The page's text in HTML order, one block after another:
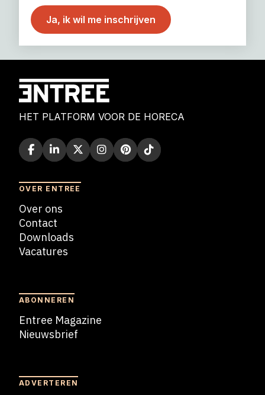
HET PLATFORM VOOR DE HORECA
OVER ENTREE
Over ons
Contact
Downloads
Vacatures
ABONNEREN
Entree Magazine
Nieuwsbrief
ADVERTEREN